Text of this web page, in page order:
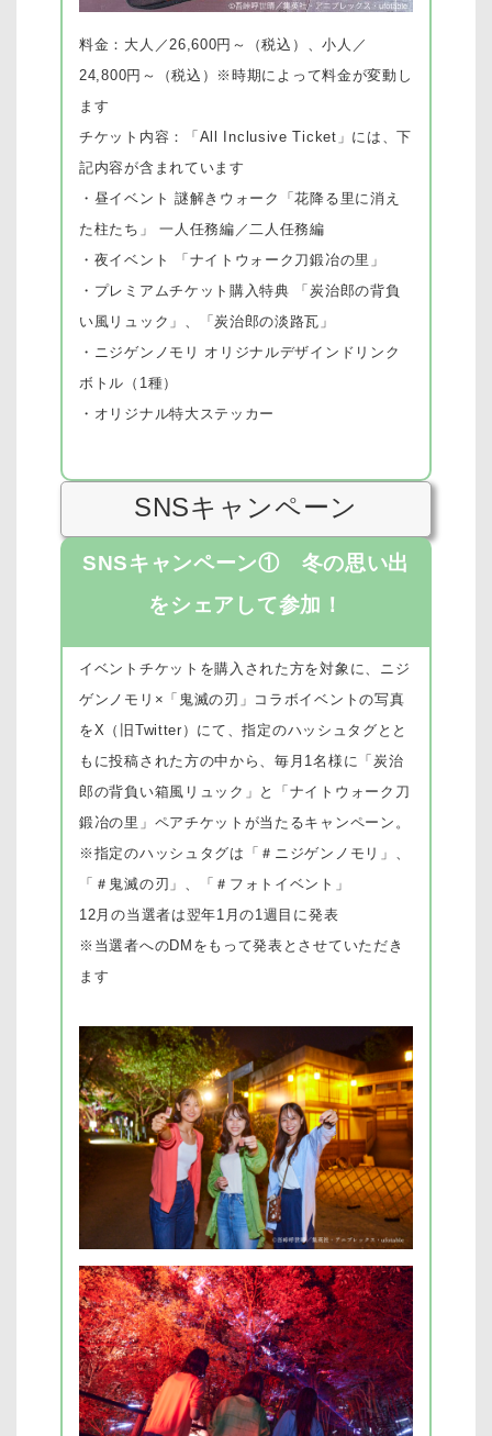
料金：大人／26,600円～（税込）、小人／
24,800円～（税込）※時期によって料金が変動し
ます
チケット内容：
「All Inclusive Ticket」には、下
記内容が含まれています
・昼イベント 謎解きウォーク「花降る里に消え
た柱たち」 一人任務編／二人任務編
・夜イベント 「ナイトウォーク刀鍛冶の里」
・プレミアムチケット購入特典 「炭治郎の背負
い風リュック」、「炭治郎の淡路瓦」
・ニジゲンノモリ オリジナルデザインドリンク
ボトル（1種）
・オリジナル特大ステッカー
SNSキャンペーン
SNSキャンペーン① 冬の思い出
をシェアして参加！
イベントチケットを購入された方を対象に、ニジ
ゲンノモリ×「鬼滅の刃」コラボイベントの写真
をX（旧Twitter）にて、指定のハッシュタグとと
もに投稿された方の中から、毎月1名様に「炭治
郎の背負い箱風リュック」と「ナイトウォーク刀
鍛冶の里」ペアチケットが当たるキャンペーン。
※指定のハッシュタグは「＃ニジゲンノモリ」、
「＃鬼滅の刃」、「＃フォトイベント」
12月の当選者は翌年1月の1週目に発表
※当選者へのDMをもって発表とさせていただき
ます